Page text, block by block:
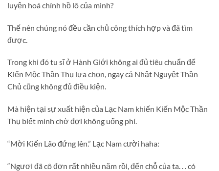
luyện hoá chính hồ lô của mình?
Thế nên chúng nó đều cần chủ công thích hợp và đã tìm
được.
Trong khi đó tu sĩ ở Hành Giới không ai đủ tiêu chuẩn để
Kiến Mộc Thần Thụ lựa chọn, ngay cả Nhật Nguyệt Thần
Chủ cũng không đủ điều kiện.
Mà hiện tại sự xuất hiện của Lạc Nam khiến Kiến Mộc Thần
Thụ biết mình chờ đợi không uổng phí.
“Mời Kiến Lão đứng lên.” Lạc Nam cười haha:
“Ngươi đã cô đơn rất nhiều năm rồi, đến chỗ của ta. . . có